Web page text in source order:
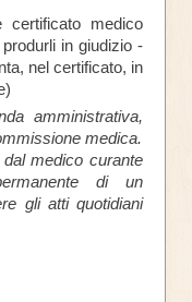
certificato medico
in giudizio -
nel certificato, in
amministrativa,
medica.
medico curante
di un
gli atti quotidiani